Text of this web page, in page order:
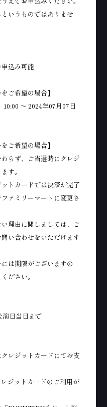
いうものではありませ
込み可能
ご希望の場合】
～ 2024年07月07日
ご希望の場合】
らず、ご当選時にクレジ
す。
トカードでは決済が完了
ァミリーマートに変更さ
理由に関しましては、ご
い合わせをいただけます
は期限がございますの
ださい。
演日当日まで
レジットカードにてお支
ジットカードのご利用が